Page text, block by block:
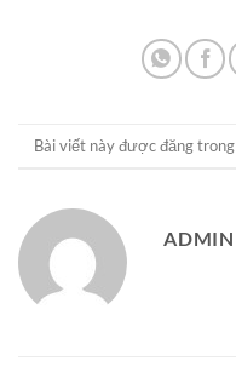
Bài viết này được đăng trong
ADMIN